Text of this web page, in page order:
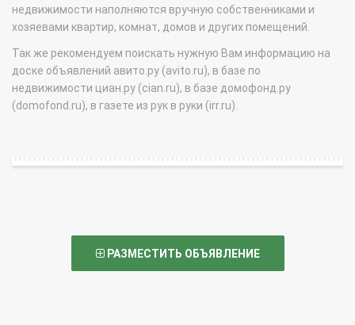
недвижимости наполняются вручную собственниками и
хозяевами квартир, комнат, домов и других помещений.
Так же рекомендуем поискать нужную Вам информацию на
доске объявлений авито.ру (avito.ru), в базе по
недвижимости циан.ру (cian.ru), в базе домофонд.ру
(domofond.ru), в газете из рук в руки (irr.ru).
РАЗМЕСТИТЬ ОБЪЯВЛЕНИЕ